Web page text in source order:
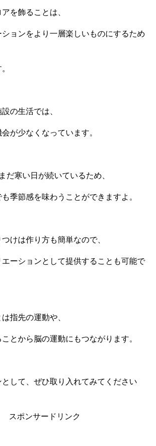
を飾ることは、
ョンをより一層楽しいものにするため
の生活では、
が少なくなっています。
だ寒い日が続いているため、
季節感を味わうことができますよ。
けは作り方も簡単なので、
ーションとして提供することも可能で
指先の運動や、
とから脳の運動にもつながります。
して、ぜひ取り入れてみてください
スポンサードリンク